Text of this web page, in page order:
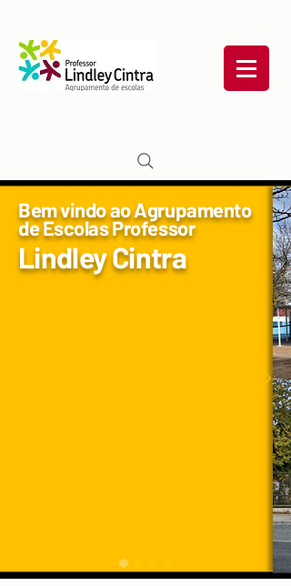
Bem vindo ao Agrupamento
de Escolas Professor
Lindley Cintra